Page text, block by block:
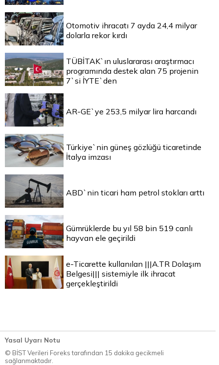
Otomotiv ihracatı 7 ayda 24,4 milyar
dolarla rekor kırdı
TÜBİTAK`ın uluslararası araştırmacı
programında destek alan 75 projenin
7`si İYTE`den
AR-GE`ye 253,5 milyar lira harcandı
Türkiye`nin güneş gözlüğü ticaretinde
İtalya imzası
ABD`nin ticari ham petrol stokları arttı
Gümrüklerde bu yıl 58 bin 519 canlı
hayvan ele geçirildi
e-Ticarette kullanılan |||A.TR Dolaşım
Belgesi||| sistemiyle ilk ihracat
gerçekleştirildi
Yasal Uyarı Notu
© BİST Verileri Foreks tarafından 15 dakika gecikmeli
sağlanmaktadır.